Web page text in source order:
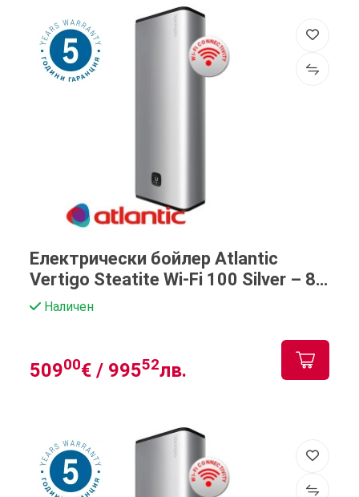
Електрически бойлер Atlantic
Vertigo Steatite Wi-Fi 100 Silver – 80
литра
Наличен
50900€ / 99552лв.